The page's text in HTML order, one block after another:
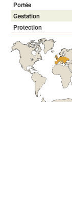
Portée
Gestation
Protection